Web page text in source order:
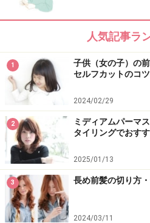
人気記事ラ
1
子供（女の子）の
セルフカットのコツ
2024/02/29
2
ミディアムパーマ
タイリングでおす
2025/01/13
3 長め前髪の切り方
2024/03/11